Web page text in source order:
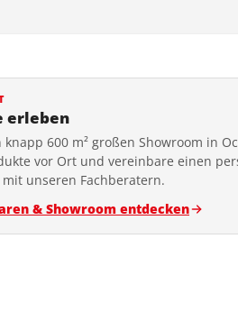
erleben
knapp 600 m² großen Showroom in
vor Ort und vereinbare einen
unseren Fachberatern.
& Showroom entdecken